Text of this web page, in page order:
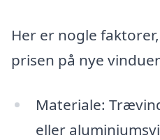
Her er nogle
prisen på nye
Materiale:
eller